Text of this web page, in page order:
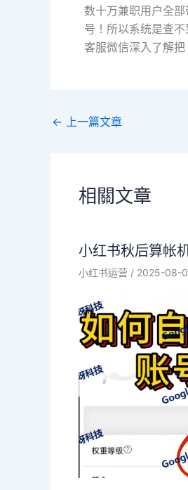
数十万兼职用户全
号！所以系统是查
客服微信深入了解把
← 上一篇文章
相關文章
小红书秋后算帐
小红书运营 / 2025-08-